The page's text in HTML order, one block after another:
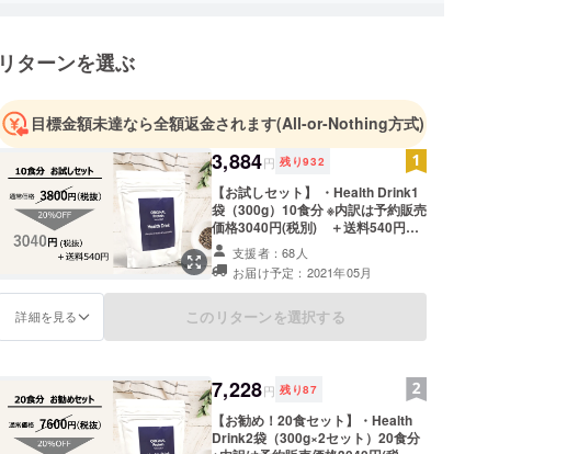
リターンを選ぶ
目標金額未達なら全額返金されます(All-or-Nothing方式)
3,884円 残り932
【お試しセット】 ・Health Drink1
袋（300g）10食分 ※内訳は予約販売
価格3040円(税別) ＋送料540円に
なります ※公式LINEよりアンケート
への解答と、備考欄にお名前のご記
入をよろしくお願いいたします。 ※
法令に基づく医療、診療行為ではご
ざいません。効果には個人差がござ
す。
支援者：68人
お届け予定：2021年05月
詳細を見る このリターンを選択する
7,228円 残り87
【お勧め！20食セット】・Health
Drink2袋（300g×2セット）20食分